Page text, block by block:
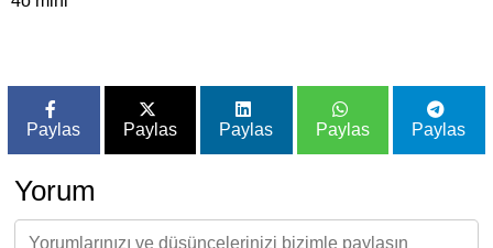
Paylas Paylas Paylas Paylas Paylas
Yorum